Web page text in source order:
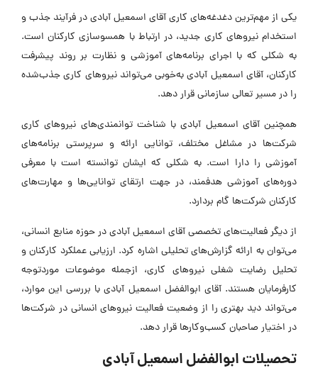
یکی از مهم‌ترین دغدغه‌های کاری آقای اسمعیل آبادی در فرآیند جذب و
استخدام نیروهای کاری جدید، در ارتباط با همسوسازی کارکنان است.
به شکلی که با اجرای برنامه‌های آموزشی و نظارت بر روند پیشرفت
کارکنان، آقای اسمعیل آبادی به‌خوبی می‌تواند نیروهای کاری جذب‌شده
را در مسیر تعالی سازمانی قرار دهد.
همچنین آقای اسمعیل آبادی با شناخت توانمندی‌های نیروهای کاری
شرکت‌ها در مشاغل مختلف، توانایی ارائه و سرپرستی برنامه‌های
آموزشی را دارا است. به شکلی که ایشان توانسته است با معرفی
دوره‌های آموزشی هدفمند، در جهت ارتقای توانایی‌ها و مهارت‌های
کارکنان شرکت‌ها گام بردارد.
از دیگر فعالیت‌های تخصصی آقای اسمعیل آبادی در حوزه منابع انسانی،
می‌توان به ارائه گزارش‌های تحلیلی اشاره کرد. ارزیابی عملکرد کارکنان و
تحلیل رضایت شغلی نیروهای کاری، ازجمله موضوعات موردتوجه
کارفرمایان هستند. آقای ابوالفضل اسمعیل آبادی با بررسی این موارد،
می‌تواند دید بهتری را از وضعیت فعالیت نیروهای انسانی در شرکت‌ها
در اختیار صاحبان کسب‌وکارها قرار دهد.
تحصیلات ابوالفضل اسمعیل آبادی